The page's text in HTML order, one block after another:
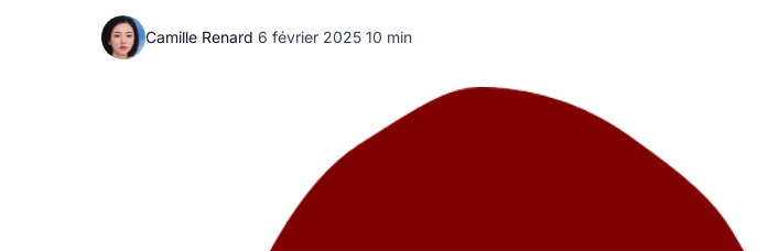
Camille Renard·6 février 2025·10 min